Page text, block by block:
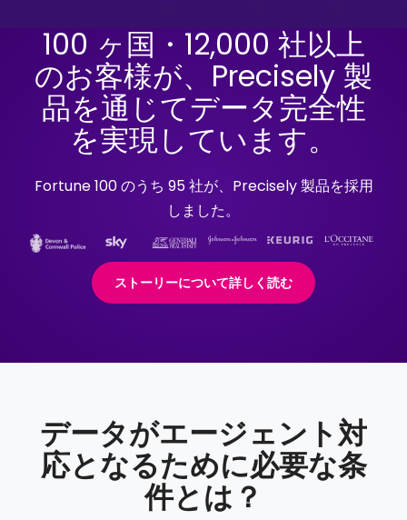
100 ヶ国・12,000 社以上
のお客様が、Precisely 製
品を通じてデータ完全性
を実現しています。
Fortune 100 のうち 95 社が、Precisely 製品を採用
しました。
ストーリーについて詳しく読む
データがエージェント対
応となるために必要な条
件とは？